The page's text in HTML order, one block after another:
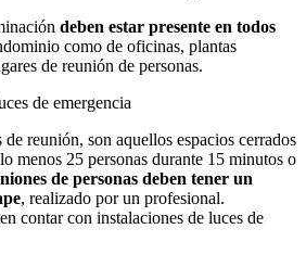
deben estar presente en todos
como de oficinas, plantas
de reunión de personas.
reunión, son aquellos espacios cerrados
menos 25 personas durante 15 minutos o
de personas deben tener un
, realizado por un profesional.
contar con instalaciones de luces de